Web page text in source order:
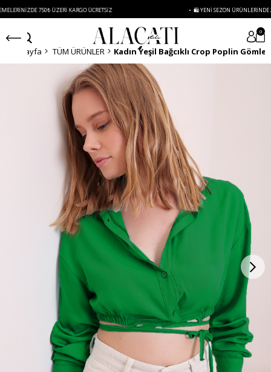
750₺ ÜZERI KARGO ÜCRETSIZ • 🛍️ YENI SEZON ÜRÜNLERINDE 2 ÜRÜN VE
0
Anasayfa TÜM ÜRÜNLER Kadın Yeşil Bağcıklı Crop Poplin